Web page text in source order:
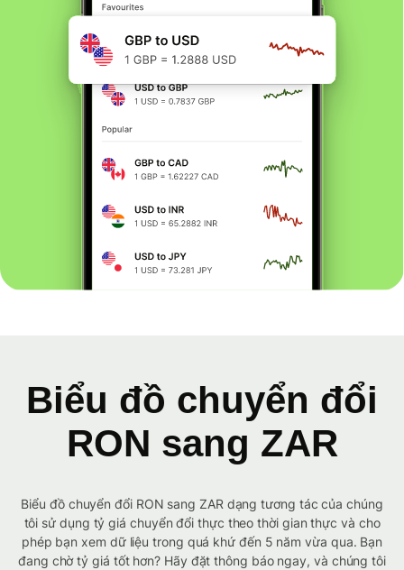
Biểu đồ chuyển đổi
RON sang ZAR
Biểu đồ chuyển đổi RON sang ZAR dạng tương tác của chúng
tôi sử dụng tỷ giá chuyển đổi thực theo thời gian thực và cho
phép bạn xem dữ liệu trong quá khứ đến 5 năm vừa qua. Bạn
đang chờ tỷ giá tốt hơn? Hãy đặt thông báo ngay, và chúng tôi